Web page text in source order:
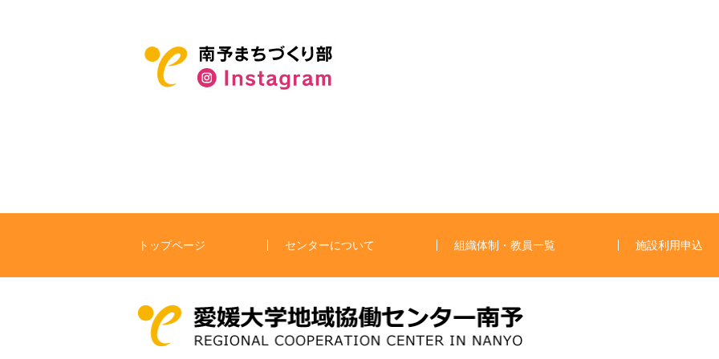
トップページ センターについて 組織体制・教員一覧 施設利用申込